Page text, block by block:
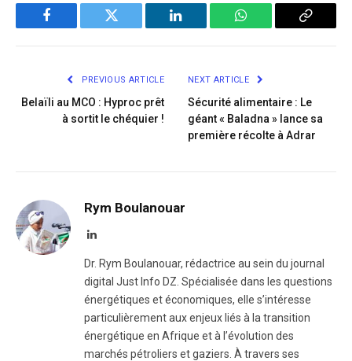
Facebook Twitter LinkedIn WhatsApp Copy
PREVIOUS ARTICLE
Belaïli au MCO : Hyproc prêt
à sortit le chéquier !
NEXT ARTICLE
Sécurité alimentaire : Le
géant « Baladna » lance sa
première récolte à Adrar
Rym Boulanouar
LinkedIn
Dr. Rym Boulanouar, rédactrice au sein du journal
digital Just Info DZ. Spécialisée dans les questions
énergétiques et économiques, elle s’intéresse
particulièrement aux enjeux liés à la transition
énergétique en Afrique et à l’évolution des
marchés pétroliers et gaziers. À travers ses